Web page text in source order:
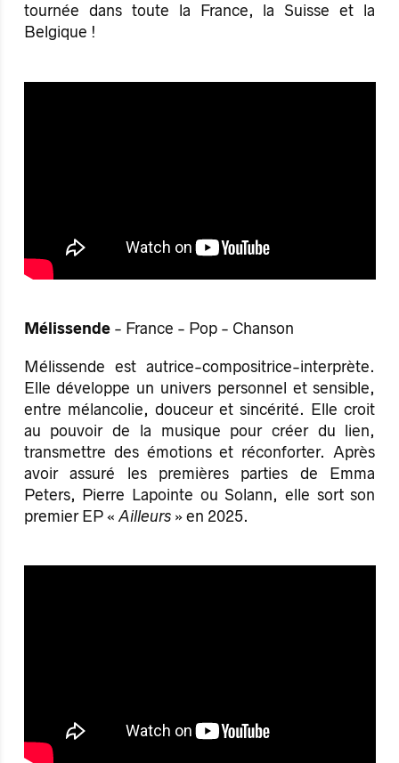
tournée dans toute la France, la Suisse et la
Belgique !
Mélissende - France - Pop - Chanson
Mélissende est autrice-compositrice-interprète.
Elle développe un univers personnel et sensible,
entre mélancolie, douceur et sincérité. Elle croit
au pouvoir de la musique pour créer du lien,
transmettre des émotions et réconforter. Après
avoir assuré les premières parties de Emma
Peters, Pierre Lapointe ou Solann, elle sort son
premier EP « Ailleurs» en 2025.